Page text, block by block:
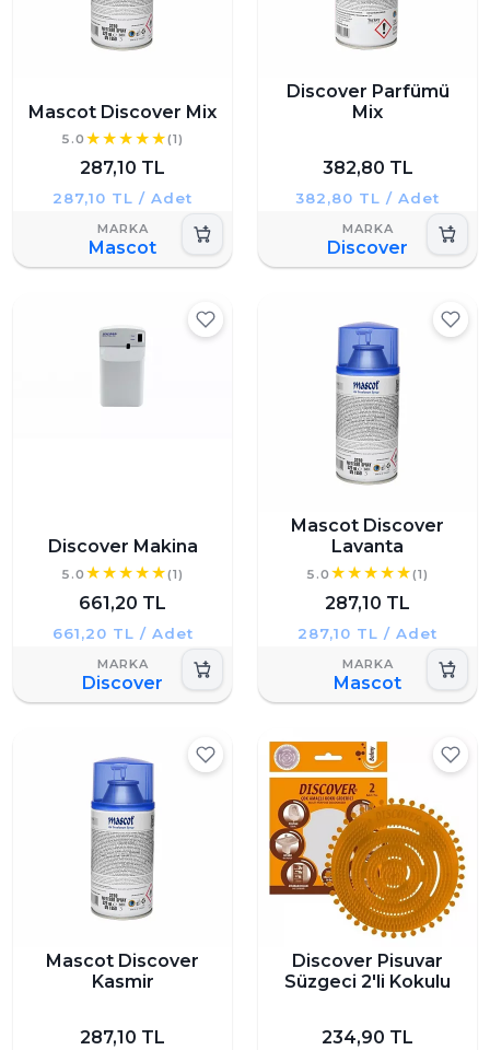
Mascot Discover Mix
5.0 (1)
287,10 TL
287,10 TL / Adet
Mascot
Discover Parfümü
Mix
382,80 TL
382,80 TL / Adet
Discover
Discover Makina
5.0 (1)
661,20 TL
661,20 TL / Adet
Discover
Mascot Discover
Lavanta
5.0 (1)
287,10 TL
287,10 TL / Adet
Mascot
Mascot Discover
Kasmir
287,10 TL
Discover Pisuvar
Süzgeci 2'li Kokulu
234,90 TL